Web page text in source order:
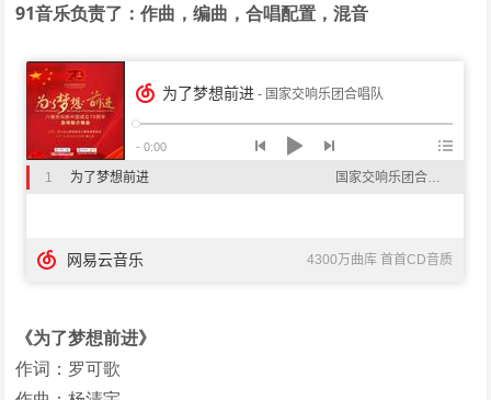
91音乐负责了：作曲，编曲，合唱配置，混音
《为了梦想前进》
作词：罗可歌